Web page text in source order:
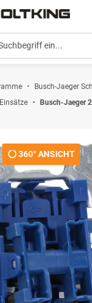
Busch-Jaeger
360° ANSICHT